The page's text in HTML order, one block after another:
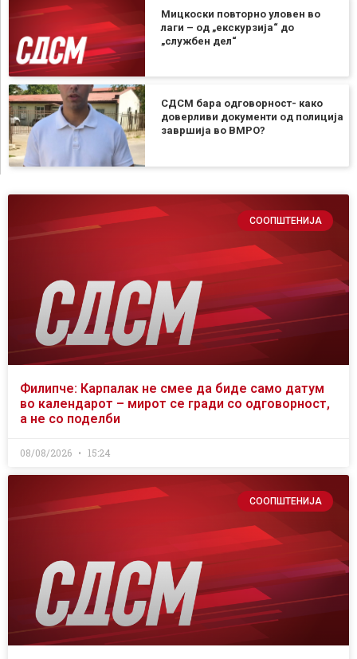
Мицкоски повторно уловен во
лаги – од „екскурзија“ до
„службен дел“
СДСМ бара одговорност- како
доверливи документи од полиција
завршија во ВМРО?
СООПШТЕНИЈА
Филипче: Карпалак не смее да биде само датум
во календарот – мирот се гради со одговорност,
а не со поделби
08/08/2026 15:24
СООПШТЕНИЈА